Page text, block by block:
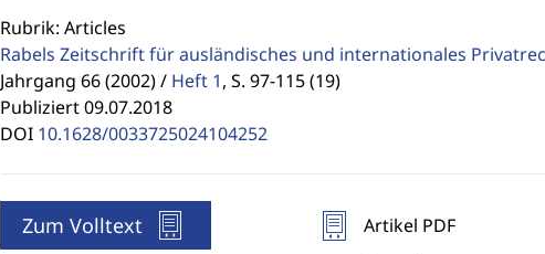
Rubrik: Articles
Rabels Zeitschrift für ausländisches und internationales
Jahrgang 66 (2002) / Heft 1, S. 97-115 (19)
Publiziert 09.07.2018
DOI 10.1628/0033725024104252
Zum Volltext
Artikel PDF